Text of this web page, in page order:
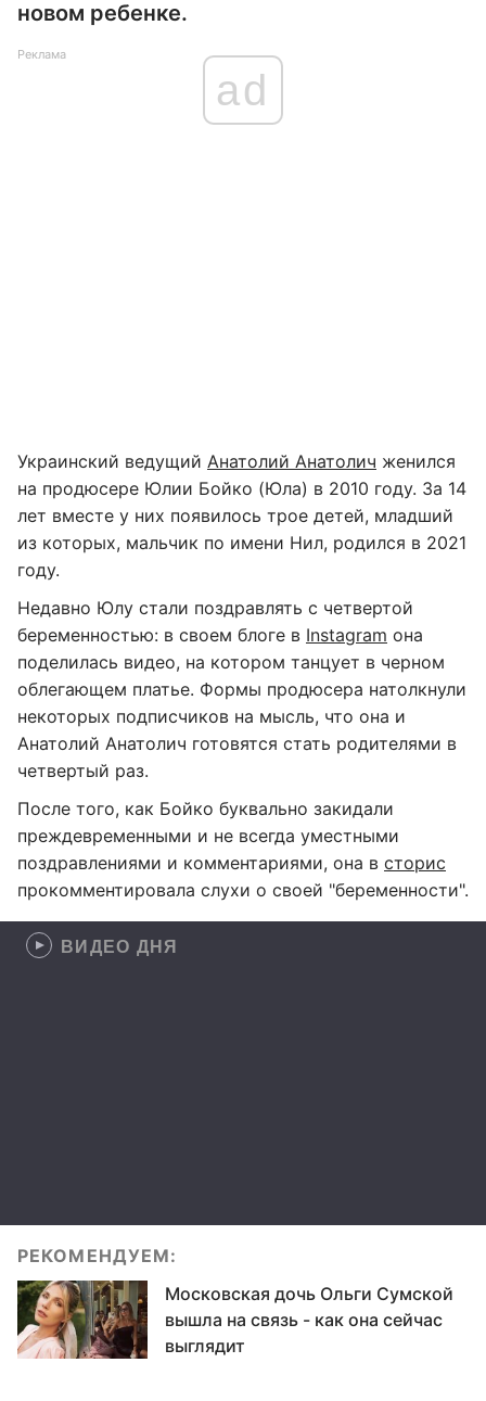
новом ребенке.
Реклама
ad
Украинский ведущий Анатолий Анатолич женился
на продюсере Юлии Бойко (Юла) в 2010 году. За 14
лет вместе у них появилось трое детей, младший
из которых, мальчик по имени Нил, родился в 2021
году.
Недавно Юлу стали поздравлять с четвертой
беременностью: в своем блоге в Instagram она
поделилась видео, на котором танцует в черном
облегающем платье. Формы продюсера натолкнули
некоторых подписчиков на мысль, что она и
Анатолий Анатолич готовятся стать родителями в
четвертый раз.
После того, как Бойко буквально закидали
преждевременными и не всегда уместными
поздравлениями и комментариями, она в сторис
прокомментировала слухи о своей "беременности".
ВИДЕО ДНЯ
РЕКОМЕНДУЕМ:
Московская дочь Ольги Сумской
вышла на связь - как она сейчас
выглядит